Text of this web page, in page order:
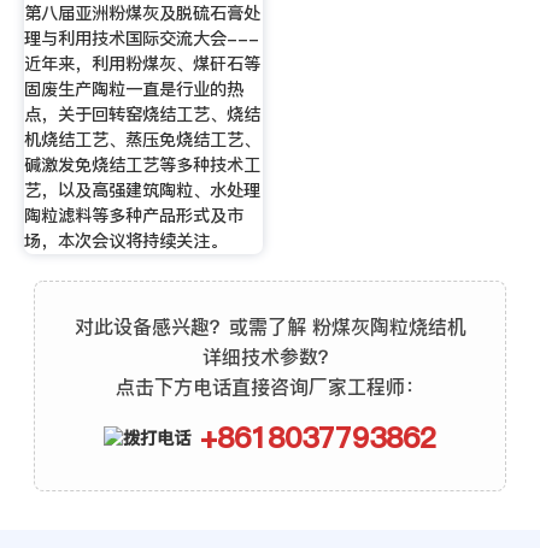
第八届亚洲粉煤灰及脱硫石膏处
理与利用技术国际交流大会---
近年来，利用粉煤灰、煤矸石等
固废生产陶粒一直是行业的热
点，关于回转窑烧结工艺、烧结
机烧结工艺、蒸压免烧结工艺、
碱激发免烧结工艺等多种技术工
艺，以及高强建筑陶粒、水处理
陶粒滤料等多种产品形式及市
场，本次会议将持续关注。
对此设备感兴趣？或需了解 粉煤灰陶粒烧结机
详细技术参数？
点击下方电话直接咨询厂家工程师：
+8618037793862